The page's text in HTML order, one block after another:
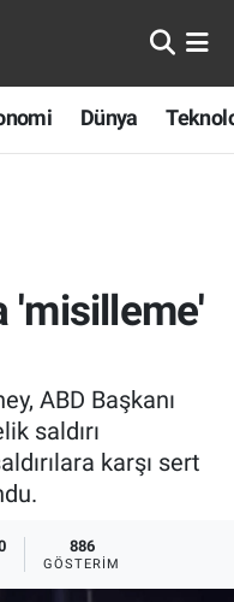
Dünya
'misilleme'
ABD Başkanı
saldırı
karşı sert
886
GÖSTERIM
Fikstür